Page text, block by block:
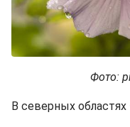
Фото:
В северных